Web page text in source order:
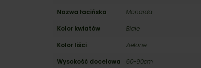
Nazwa łacińska
Monarda
Kolor kwiatów
Białe
Kolor liści
Zielone
Wysokość docelowa
60-90cm